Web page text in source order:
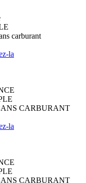
carburant
la
CARBURANT
la
CARBURANT